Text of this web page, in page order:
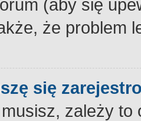
(aby się
że problem
się
zależy